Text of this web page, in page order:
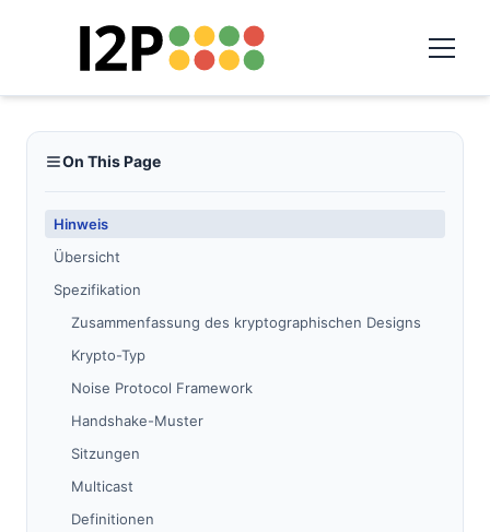
On This Page
Hinweis
Übersicht
Spezifikation
Zusammenfassung des kryptographischen Designs
Krypto-Typ
Noise Protocol Framework
Handshake-Muster
Sitzungen
Multicast
Definitionen